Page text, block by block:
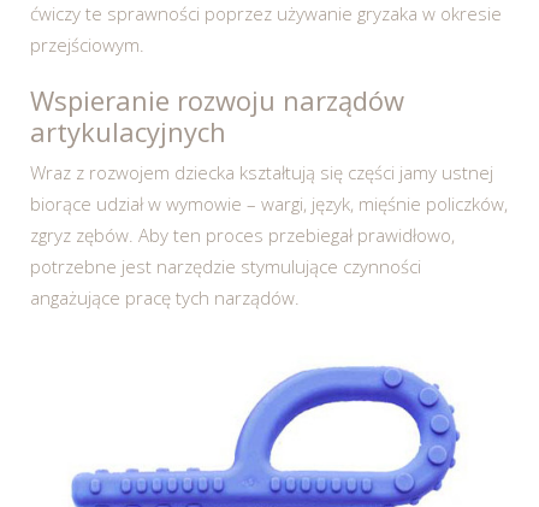
ćwiczy te sprawności poprzez używanie gryzaka w okresie
przejściowym.
Wspieranie rozwoju narządów
artykulacyjnych
Wraz z rozwojem dziecka kształtują się części jamy ustnej
biorące udział w wymowie – wargi, język, mięśnie policzków,
zgryz zębów. Aby ten proces przebiegał prawidłowo,
potrzebne jest narzędzie stymulujące czynności
angażujące pracę tych narządów.